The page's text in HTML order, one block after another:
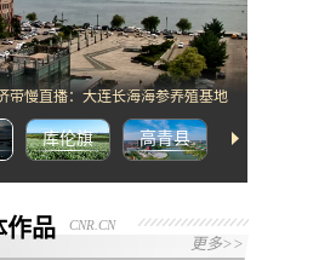
带慢直播：大连长海海参养殖基地
库伦旗 高青县 武宁县
作品 CNR.CN
更多>>